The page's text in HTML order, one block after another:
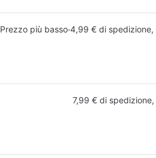
Prezzo più basso·4,99 € di spedizione,
7,99 € di spedizione,